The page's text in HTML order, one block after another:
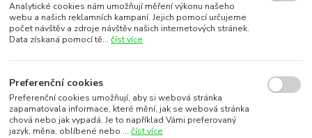
Analytické cookies nám umožňují měření výkonu našeho
webu a našich reklamních kampaní. Jejich pomocí určujeme
počet návštěv a zdroje návštěv našich internetových stránek.
Data získaná pomocí tě...číst více
Preferenční cookies
Preferenční cookies umožňují, aby si webová stránka
zapamatovala informace, které mění, jak se webová stránka
chová nebo jak vypadá. Je to například Vámi preferovaný
jazyk, měna, oblíbené nebo ...číst více